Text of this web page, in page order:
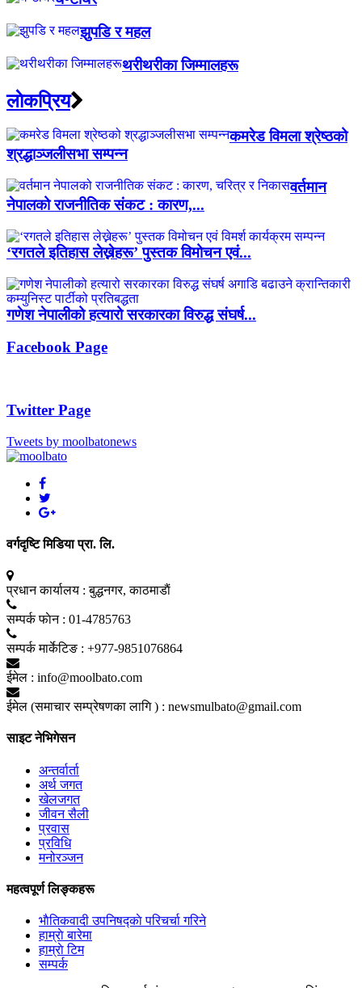
झुपडि र महल
थरीथरीका जिम्मालहरू
लाेकप्रिय
कमरेड विमला श्रेष्ठको
श्रद्धाञ्जलीसभा सम्पन्न
वर्तमान
नेपालको राजनीतिक संकट : कारण,...
‘रगतले इतिहास लेख्नेहरू’ पुस्तक विमोचन एवं...
गणेश नेपालीको हत्यारो सरकारका विरुद्ध संघर्ष...
Facebook Page
Twitter Page
Tweets by moolbatonews
वर्गदृष्टि मिडिया प्रा. लि.
प्रधान कार्यालय : बुद्धनगर, काठमाडाैं
सम्पर्क फाेन : 01-4785763
सम्पर्क मार्केटिङ : +977-9851076864
ईमेल : info@moolbato.com
ईमेल (समाचार सम्प्रेषणका लागि ) : newsmulbato@gmail.com
साइट नेभिगेसन
अन्तर्वार्ता
अर्थ जगत
खेलजगत
जीवन सैली
प्रवास
प्रविधि
मनोरञ्जन
महत्वपूर्ण लिङ्कहरू
भाैतिकवादी उपनिषद्काे परिचर्चा गरिने
हाम्राे बारेमा
हाम्राे टिम
सम्पर्क